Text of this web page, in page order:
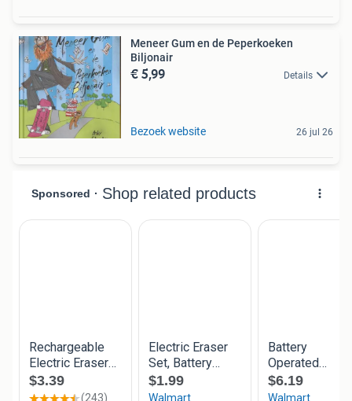
Meneer Gum en de Peperkoeken
Biljonair
€ 5,99 Details
Bezoek website 26 jul 26